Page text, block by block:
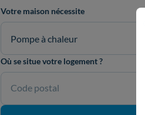
Votre maison nécessite
Pompe à chaleur
Où se situe votre logement ?
Code postal